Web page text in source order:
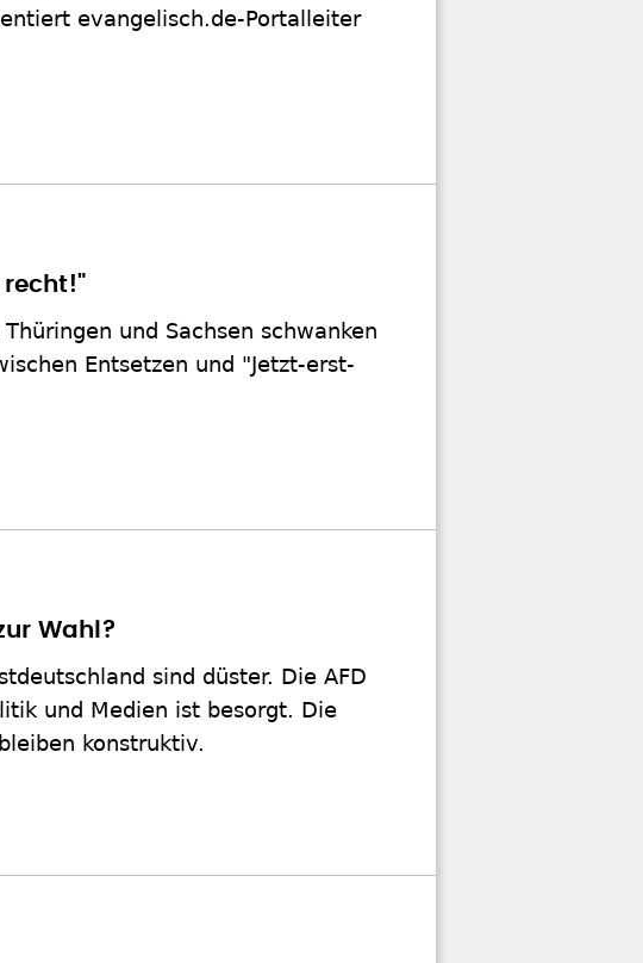
evangelisch.de-Portalleiter
recht!"
und Sachsen schwanken
Entsetzen und "Jetzt-erst-
Wahl?
sind düster. Die AFD
und Medien ist besorgt. Die
konstruktiv.